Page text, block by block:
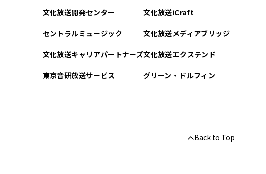
文化放送開発センター
セントラルミュージック
文化放送キャリアパートナーズ
東京音研放送サービス
文化放送iCraft
文化放送メディアブリッジ
文化放送エクステンド
グリーン・ドルフィン
Back to Top